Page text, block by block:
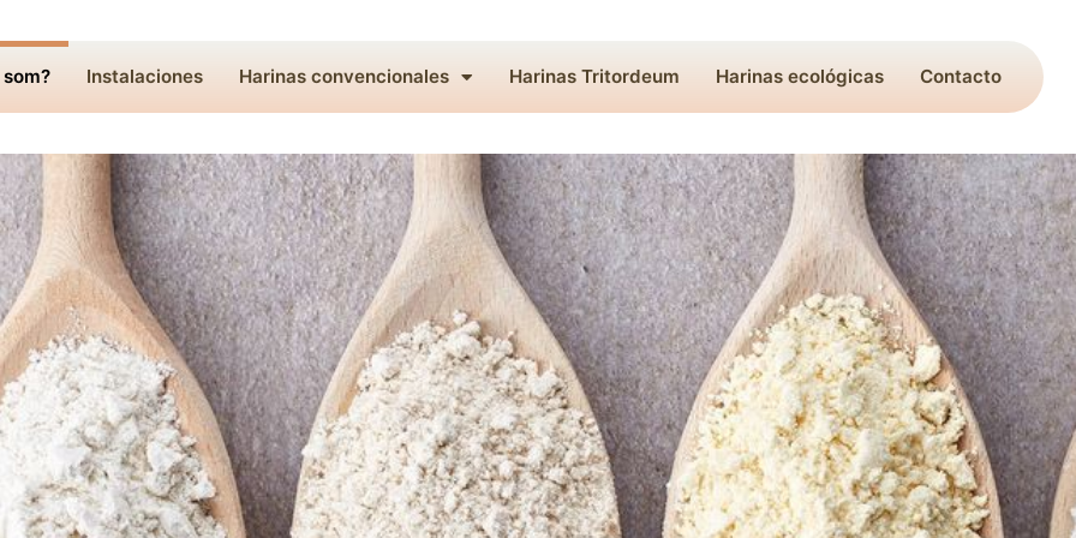
Instalaciones Harinas convencionales Harinas Tritordeum Harinas ecológicas Contacto